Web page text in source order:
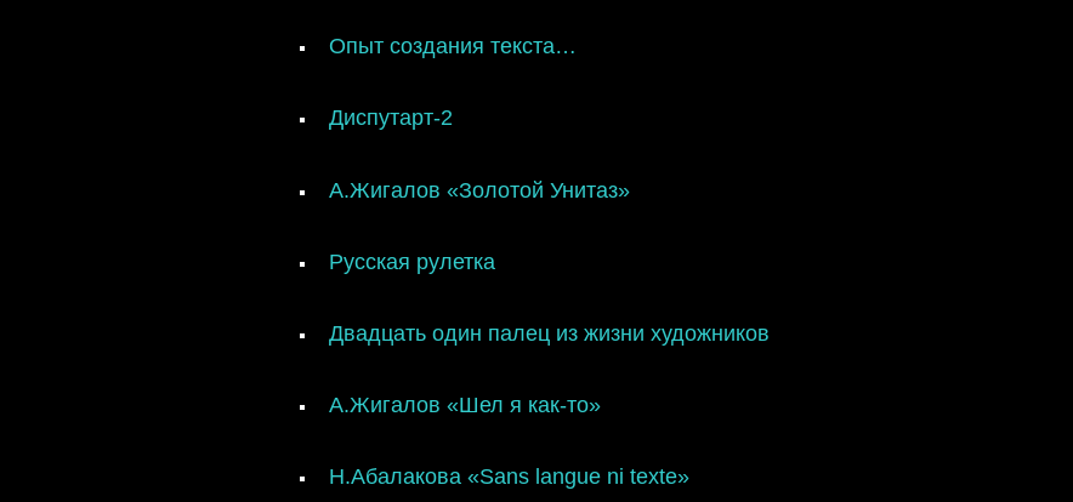
Опыт создания текста…
Диспутарт-2
А.Жигалов «Золотой Унитаз»
Русская рулетка
Двадцать один палец из жизни художников
А.Жигалов «Шел я как-то»
Н.Абалакова «Sans langue ni texte»